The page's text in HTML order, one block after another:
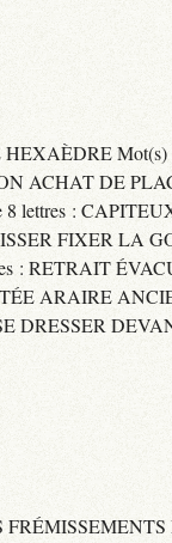
Mot(s)
ACHAT DE
8 lettres :
FIXER LA
: RETRAIT
ARAIRE
DRESSER